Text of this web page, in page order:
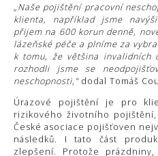
„Naše pojištění pracovní
klienta, například jsme
přijem na 600 korun denně,
lázeňské péče a plníme za
k tomu, že většina invalidních
rozhodli jsme se
neschopnosti,“dodal Tomáš
Úrazové pojištění je pro
rizikového životního
České asociace pojišťoven
následků. I tato část
zlepšení. Protože